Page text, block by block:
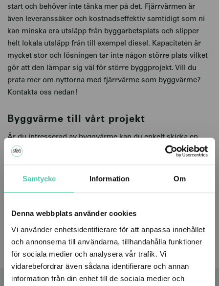
Samtycke Information Om
Denna webbplats använder cookies
Vi använder enhetsidentifierare för att anpassa innehållet
och annonserna till användarna, tillhandahålla funktioner
för sociala medier och analysera vår trafik. Vi
vidarebefordrar även sådana identifierare och annan
information från din enhet till de sociala medier och
start och behöver inte tänka mer på det. Fjärrvärmen är
även leveranssäker och kostnadseffektiv samtidigt som ni
kan minska era utsläpp från byggarbetsplats och slipper
helt lokala utsläpp från till exempel diesel. Kapaciteten är
mycket stor och lösningen tar inte någon större plats vilket
gör att den lämpar sig väl för större byggprojekt. Vill du
prata mer om nyttorna med fjärrvärme som byggvärme?
Kontakta oss nedan!
Byggvärme till vårt projekt
Är du intresserad av byggvärme kan du enkelt skicka en
förfrågan via formuläret nedan, beställningen görs
kontaktar oss, desto bättre är förutsättningarna att leverera.
Beställning byggvärme
Kontakta oss